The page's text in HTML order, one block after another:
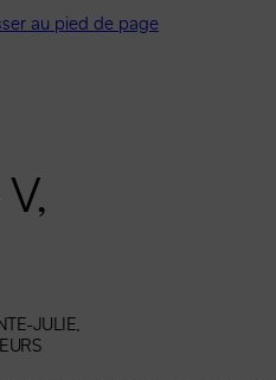
au pied de page
V,
JULIE,